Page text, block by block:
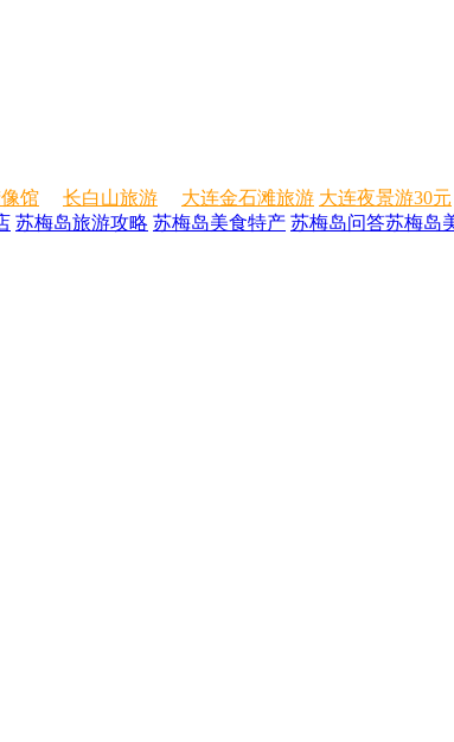
馆 长白山旅游 大连金石滩旅游 大连夜景游30元
苏梅岛旅游攻略 苏梅岛美食特产 苏梅岛问答苏梅岛